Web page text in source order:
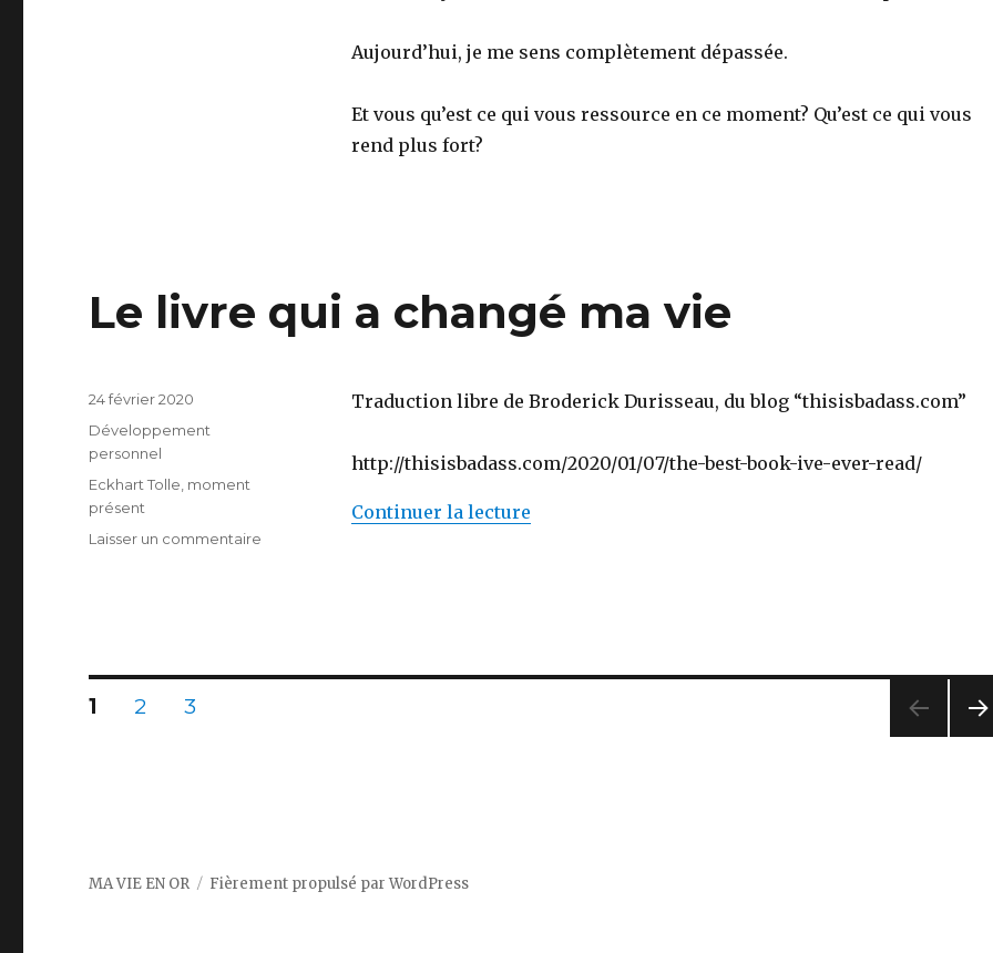
Aujourd’hui, je me sens complètement dépassée.
Et vous qu’est ce qui vous ressource en ce moment? Qu’est ce qui vous
rend plus fort?
Le livre qui a changé ma vie
Traduction libre de Broderick Durisseau, du blog “thisisbadass.com”
http://thisisbadass.com/2020/01/07/the-best-book-ive-ever-read/
Continuer la lecturede « Le livre qui a changé ma vie »
Publié
24 février 2020
Catégories
Développement
personnel
Étiquettes
Eckhart Tolle moment
présent
Laisser un commentaire
ma
Navigation
PAGE
1 PAGE
2 PAGE
3
MA VIE EN OR Fièrement propulsé par WordPress